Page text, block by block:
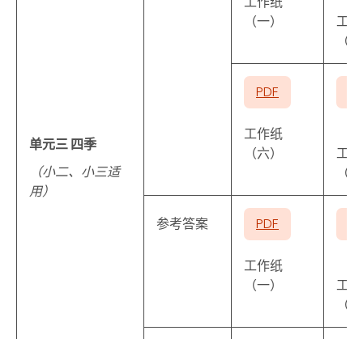
单元三 四季
（小二、小三适
用）
（一）
工
（
PDF
工作纸
（六）
工
（
参考答案 PDF
工作纸
（一）
工
（